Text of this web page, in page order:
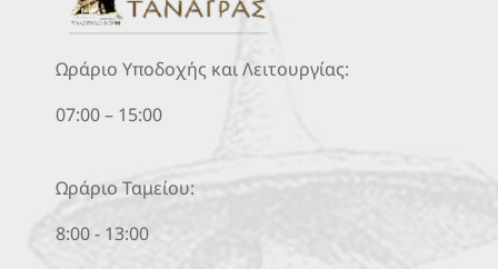
Ωράριο Υποδοχής και Λειτουργίας:
07:00 – 15:00
Ωράριο Ταμείου:
8:00 - 13:00